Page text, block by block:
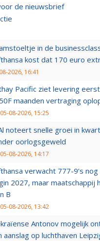
de nieuwsbrief
in de
kost dat 170 euro
2026, 16:41
Pacific ziet levering
maanden vertraging
05-08-2026, 15:25
noteert snelle groei in
oorlogsgeweld
05-08-2026, 14:17
verwacht 777-9’s
2027, maar maatschappij
B
05-08-2026, 13:42
Antonov mogelijk
aanslag op luchthaven